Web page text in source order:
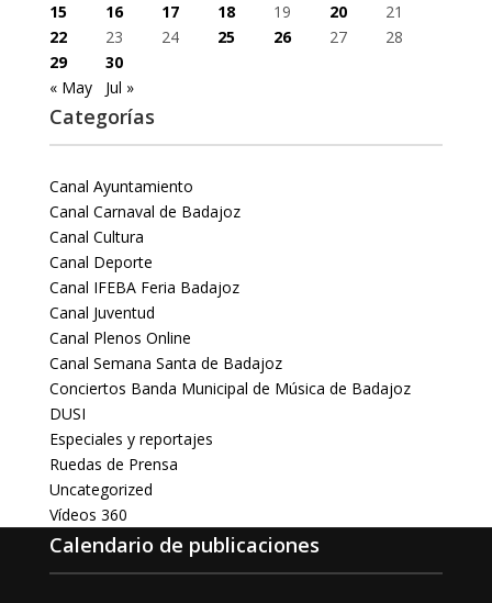
15
16 17 18 19 20
21
22
23 24 25 26 27
28
29
30
« May
Jul »
Categorías
Canal Ayuntamiento
Canal Carnaval de Badajoz
Canal Cultura
Canal Deporte
Canal IFEBA Feria Badajoz
Canal Juventud
Canal Plenos Online
Canal Semana Santa de Badajoz
Conciertos Banda Municipal de Música de Badajoz
DUSI
Especiales y reportajes
Ruedas de Prensa
Uncategorized
Vídeos 360
Calendario de publicaciones